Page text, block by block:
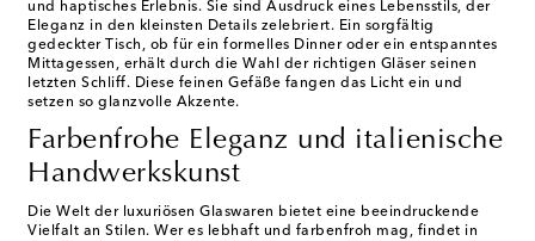
und haptisches Erlebnis. Sie sind Ausdruck eines Lebensstils, der
Eleganz in den kleinsten Details zelebriert. Ein sorgfältig
gedeckter Tisch, ob für ein formelles Dinner oder ein entspanntes
Mittagessen, erhält durch die Wahl der richtigen Gläser seinen
letzten Schliff. Diese feinen Gefäße fangen das Licht ein und
setzen so glanzvolle Akzente.
Farbenfrohe Eleganz und italienische
Handwerkskunst
Die Welt der luxuriösen Glaswaren bietet eine beeindruckende
Vielfalt an Stilen. Wer es lebhaft und farbenfroh mag, findet in